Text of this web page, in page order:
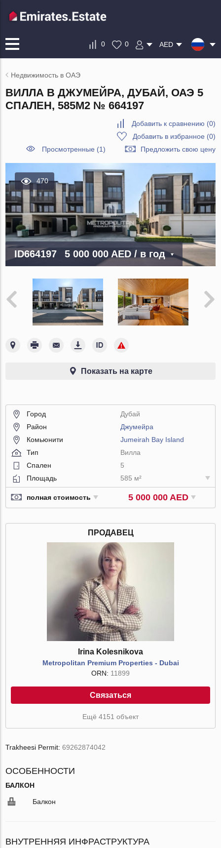
0 0 AED
Недвижимость в ОАЭ
ВИЛЛА В ДЖУМЕЙРА, ДУБАЙ, ОАЭ 5
СПАЛЕН, 585М2 № 664197
Добавить к сравнению (0)
Добавить в избранное (0)
Просмотренные (1)
Предложить свою цену
470
ID664197 5 000 000 AED/ в год
Показать на карте
Город
Дубай
Район
Джумейра
Комьюнити
Jumeirah Bay Island
Тип
Вилла
Спален
5
Площадь
585 м²
полная стоимость 5 000 000 AED
ПРОДАВЕЦ
Irina Kolesnikova
Metropolitan Premium Properties - Dubai
ORN: 11899
Связаться
Ещё 4151 объект
Trakheesi Permit:69262874042
ОСОБЕННОСТИ
БАЛКОН
Балкон
ВНУТРЕННЯЯ ИНФРАСТРУКТУРА